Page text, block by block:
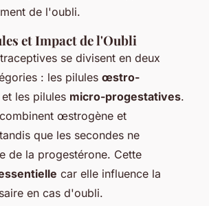
de l'oubli.
et Impact de l'Oubli
se divisent en deux
: les pilules œstro-
et les pilules micro-progestatives.
œstrogène et
que les secondes ne
de la progestérone. Cette
car elle influence la
en cas d'oubli.